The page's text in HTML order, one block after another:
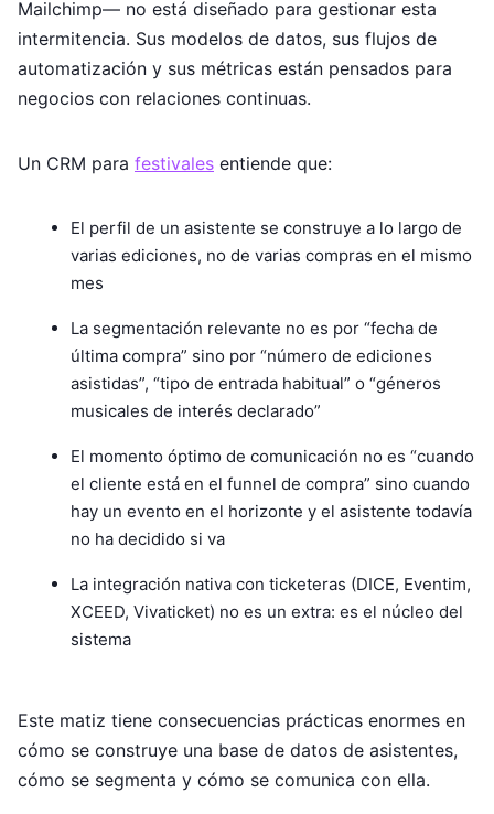
Mailchimp— no está diseñado para gestionar esta
intermitencia. Sus modelos de datos, sus flujos de
automatización y sus métricas están pensados para
negocios con relaciones continuas.
Un CRM para festivales entiende que:
El perfil de un asistente se construye a lo largo de
varias ediciones, no de varias compras en el mismo
mes
La segmentación relevante no es por “fecha de
última compra” sino por “número de ediciones
asistidas”, “tipo de entrada habitual” o “géneros
musicales de interés declarado”
El momento óptimo de comunicación no es “cuando
el cliente está en el funnel de compra” sino cuando
hay un evento en el horizonte y el asistente todavía
no ha decidido si va
La integración nativa con ticketeras (DICE, Eventim,
XCEED, Vivaticket) no es un extra: es el núcleo del
sistema
Este matiz tiene consecuencias prácticas enormes en
cómo se construye una base de datos de asistentes,
cómo se segmenta y cómo se comunica con ella.